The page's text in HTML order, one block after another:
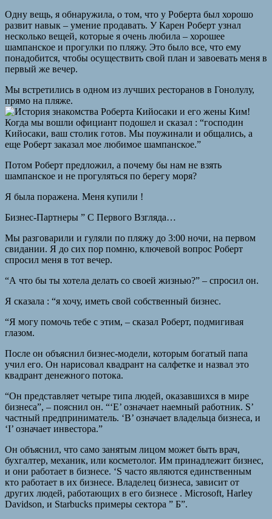
Одну вещь, я обнаружила, о том, что у Роберта был хорошо
развит навык – умение продавать. У Карен Роберт узнал
несколько вещей, которые я очень любила – хорошее
шампанское и прогулки по пляжу. Это было все, что ему
понадобится, чтобы осуществить свой план и завоевать меня в
первый же вечер.
Мы встретились в одном из лучших ресторанов в Гонолулу,
прямо на пляже.
Когда мы вошли официант подошел и сказал : “господин
Кийосаки, ваш столик готов. Мы поужинали и общались, а
еще Роберт заказал мое любимое шампанское.”
Потом Роберт предложил, а почему бы нам не взять
шампанское и не прогуляться по берегу моря?
Я была поражена. Меня купили !
Бизнес-Партнеры ” С Первого Взгляда…
Мы разговарили и гуляли по пляжу до 3:00 ночи, на первом
свидании. Я до сих пор помню, ключевой вопрос Роберт
спросил меня в тот вечер.
“А что бы ты хотела делать со своей жизнью?” – спросил он.
Я сказала : “я хочу, иметь свой собственный бизнес.
“Я могу помочь тебе с этим, – сказал Роберт, подмигивая
глазом.
После он объяснил бизнес-модели, которым богатый папа
учил его. Он нарисовал квадрант на салфетке и назвал это
квадрант денежного потока.
“Он представляет четыре типа людей, оказавшихся в мире
бизнеса”, – пояснил он. “‘E’ означает наемный работник. S’
частный предприниматель. ‘B’ означает владельца бизнеса, и
‘I’ означает инвестора.”
Он объяснил, что само занятым лицом может быть врач,
бухгалтер, механик, или косметолог. Им принадлежит бизнес,
и они работает в бизнесе. ‘S часто являются единственным
кто работает в их бизнесе. Владелец бизнеса, зависит от
других людей, работающих в его бизнесе . Microsoft, Harley
Davidson, и Starbucks примеры сектора ” Б”.